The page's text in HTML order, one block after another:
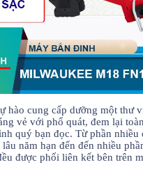
hào cung cấp dưỡng một thư
vẻ với phổ quát, đem lại
quý bạn đọc. Từ phần nhiều
năm hạn đến đến nhiều
được phối liên kết bên trên